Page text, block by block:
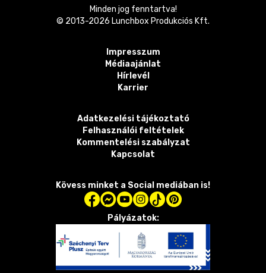
Minden jog fenntartva!
© 2013-2026 Lunchbox Produkciós Kft.
Impresszum
Médiaajánlat
Hírlevél
Karrier
Adatkezelési tájékoztató
Felhasználói feltételek
Kommentelési szabályzat
Kapcsolat
Kövess minket a Social mediában is!
Pályázatok: